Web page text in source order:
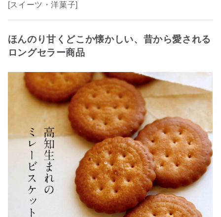
[スイーツ・洋菓子]
ほんのり甘くどこか懐かしい、昔から愛される
ロングセラー商品